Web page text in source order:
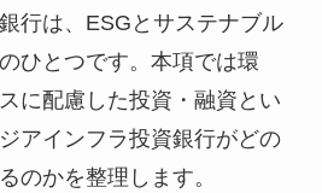
行は、ESGとサステナブル
ひとつです。本項では環
に配慮した投資・融資とい
アインフラ投資銀行がどの
のかを整理します。